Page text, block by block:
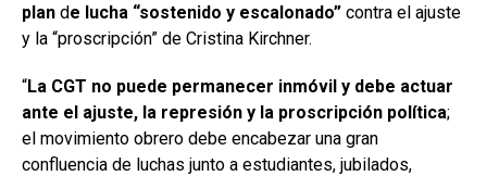
plan de lucha “sostenido y escalonado” contra el ajuste
y la “proscripción” de Cristina Kirchner.
“La CGT no puede permanecer inmóvil y debe actuar
ante el ajuste, la represión y la proscripción política;
el movimiento obrero debe encabezar una gran
confluencia de luchas junto a estudiantes, jubilados,